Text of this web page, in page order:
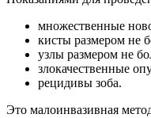
множественные
кисты размером не
узлы размером не
злокачественные
рецидивы зоба.
Это малоинвазивная